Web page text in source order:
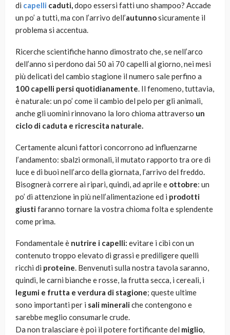
di capelli caduti,dopo essersi fatti uno shampoo? Accade
un po’ a tutti, ma con l’arrivo dell’autunnosicuramente il
problema si accentua.
Ricerche scientifiche hanno dimostrato che, se nell’arco
dell’anno si perdono dai 50 ai 70 capelli al giorno, nei mesi
più delicati del cambio stagione il numero sale perfino a
100 capelli persi quotidianamente. Il fenomeno, tuttavia,
è naturale: un po’ come il cambio del pelo per gli animali,
anche gli uomini rinnovano la loro chioma attraverso un
ciclo di caduta e ricrescita naturale.
Certamente alcuni fattori concorrono ad influenzarne
l’andamento: sbalzi ormonali, il mutato rapporto tra ore di
luce e di buoi nell’arco della giornata, l’arrivo del freddo.
Bisognerà correre ai ripari, quindi, ad aprile e ottobre: un
po’ di attenzione in più nell’alimentazione ed i prodotti
giustifaranno tornare la vostra chioma folta e splendente
come prima.
Fondamentale è nutrire i capelli: evitare i cibi con un
contenuto troppo elevato di grassi e prediligere quelli
ricchi di proteine. Benvenuti sulla nostra tavola saranno,
quindi, le carni bianche e rosse, la frutta secca, i cereali, i
legumi e frutta e verdura di stagione; queste ultime
sono importanti per i sali mineraliche contengono e
sarebbe meglio consumarle crude.
Da non tralasciare è poi il potere fortificante del miglio,